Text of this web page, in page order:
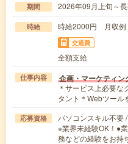
期間 2026年09月上旬～
時給 時給2000円 月収例
交通費
全額支給
仕事内容 企画・マーケティン
＊サービス上必要な
タント＊Webツー
応募資格
パソコンスキル不要
※業界未経験OK！●
務などの経験をお持